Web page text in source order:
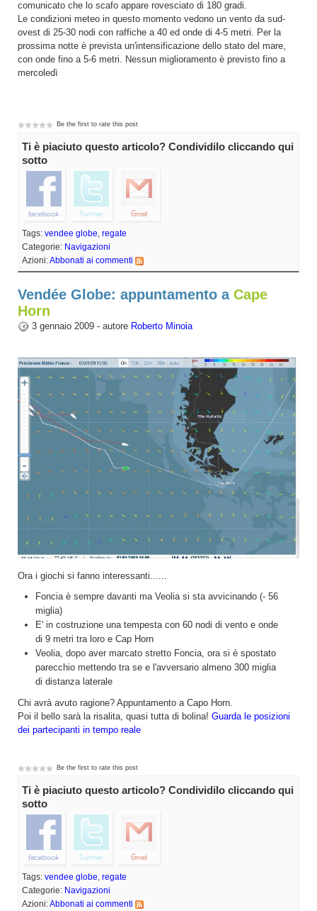
comunicato che lo scafo appare rovesciato di 180 gradi.
Le condizioni meteo in questo momento vedono un vento da sud-
ovest di 25-30 nodi con raffiche a 40 ed onde di 4-5 metri. Per la
prossima notte è prevista un'intensificazione dello stato del mare,
con onde fino a 5-6 metri. Nessun miglioramento è previsto fino a
mercoledì
Be the first to rate this post
Ti è piaciuto questo articolo? Condividilo cliccando qui
sotto
Tags: vendee globe regate
Categorie: Navigazioni
Azioni:Abbonati ai commenti
Vendée Globe: appuntamento a Cape
Horn
3 gennaio 2009 - autore Roberto Minoia
Ora i giochi si fanno interessanti......
Foncia è sempre davanti ma Veolia si sta avvicinando (- 56
miglia)
E' in costruzione una tempesta con 60 nodi di vento e onde
di 9 metri tra loro e Cap Horn
Veolia, dopo aver marcato stretto Foncia, ora si è spostato
parecchio mettendo tra se e l'avversario almeno 300 miglia
di distanza laterale
Chi avrà avuto ragione? Appuntamento a Capo Horn.
Poi il bello sarà la risalita, quasi tutta di bolina! Guarda le posizioni
dei partecipanti in tempo reale
Be the first to rate this post
Ti è piaciuto questo articolo? Condividilo cliccando qui
sotto
Tags: vendee globe, regate
Categorie: Navigazioni
Azioni:Abbonati ai commenti